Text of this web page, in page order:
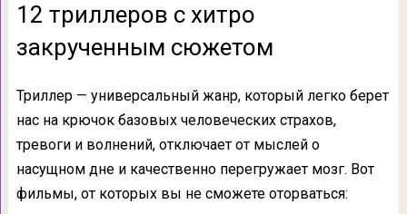
12 триллеров с хитро
закрученным сюжетом
Триллер — универсальный жанр, который легко берет
нас на крючок базовых человеческих страхов,
тревоги и волнений, отключает от мыслей о
насущном дне и качественно перегружает мозг. Вот
фильмы, от которых вы не сможете оторваться: